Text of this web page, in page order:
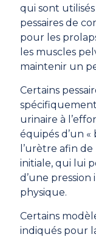
qui sont
pessaires de
pour les
les muscles
maintenir un
Certains
urinaire à
équipés d’un
l’urètre afin
initiale, qui lui
d’une
physique.
Certains
indiqués pour